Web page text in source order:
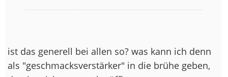
ist das generell bei allen so? was kann ich denn
als "geschmacksverstärker" in die brühe geben,